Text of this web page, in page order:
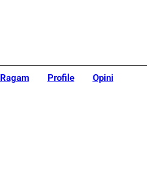
Ragam Profile Opini